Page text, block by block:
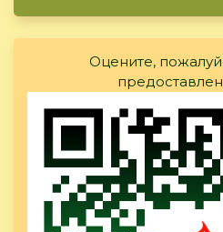
Оцените,